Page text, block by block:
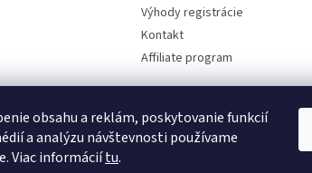
obsahu a reklám, poskytovanie funkcií
a analýzu návštevnosti používame
Viac informáciítu.
Výhody registrácie
Kontakt
Affiliate program